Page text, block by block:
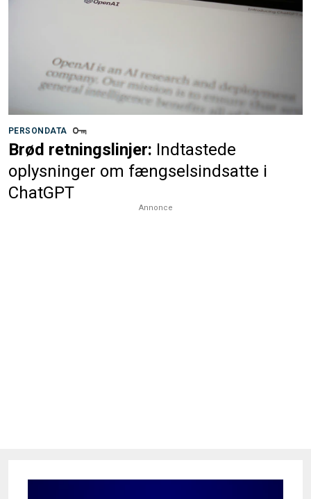
PERSONDATA
Brød retningslinjer: Indtastede
oplysninger om fængselsindsatte i
ChatGPT
Annonce